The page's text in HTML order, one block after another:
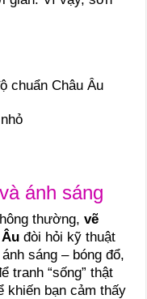
chuẩn Châu Âu
ánh sáng
thường,vẽ
đòi hỏi kỹ thuật
sáng – bóng đổ,
“sống” thật
khiến bạn cảm thấy